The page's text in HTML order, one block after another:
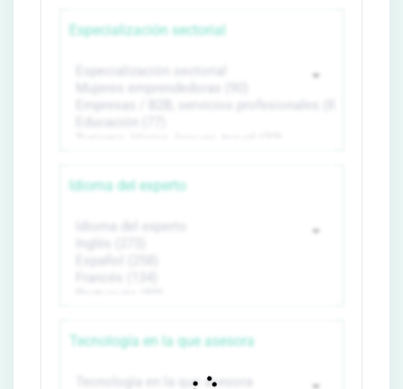
Especialización sectorial
Idioma del experto
Tecnología en la que asesora